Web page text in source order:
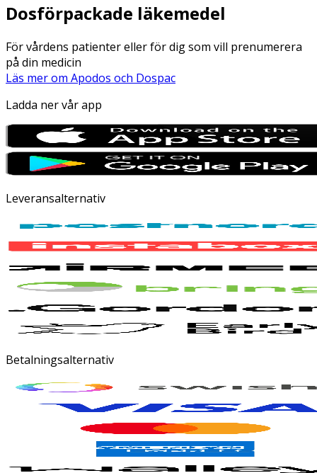
Dosförpackade läkemedel
För vårdens patienter eller för dig som vill prenumerera
på din medicin
Läs mer om Apodos och Dospac
Ladda ner vår app
Leveransalternativ
Betalningsalternativ